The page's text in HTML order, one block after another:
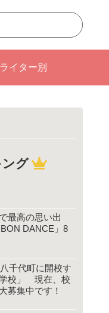
ライター別
ング
最高の思い出
DANCE」8
千代町に開校す
校」 現在、校
募集中です！